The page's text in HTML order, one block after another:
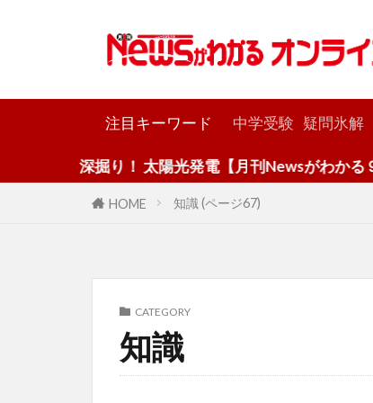
注目キーワード 中学受験 疑問氷解
掘り！ 太陽光発電【月刊Newsがわかる９月号】
HOME 知識 (ページ67)
CATEGORY
知識